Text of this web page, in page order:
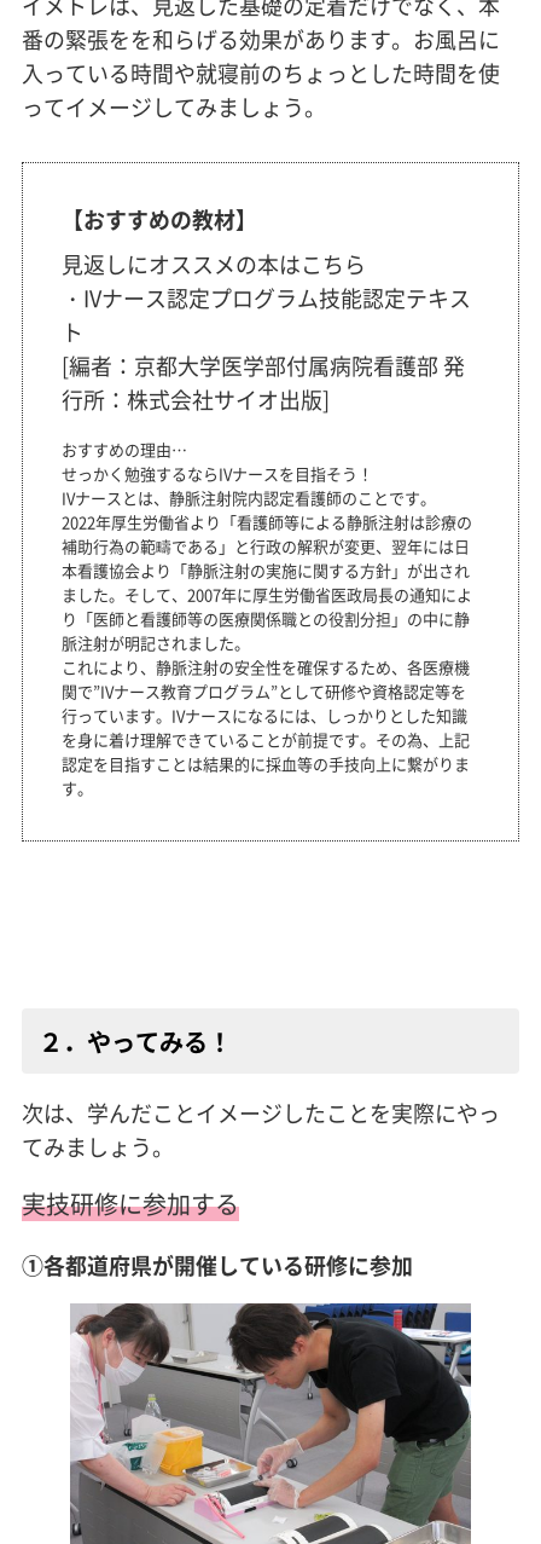
番の緊張をを和らげる効果があります。お風呂に
入っている時間や就寝前のちょっとした時間を使
ってイメージしてみましょう。
【おすすめの教材】
見返しにオススメの本はこちら
・IVナース認定プログラム技能認定テキス
ト
[編者：京都大学医学部付属病院看護部 発
行所：株式会社サイオ出版]
おすすめの理由…
せっかく勉強するならIVナースを目指そう！
IVナースとは、静脈注射院内認定看護師のことです。
2022年厚生労働省より「看護師等による静脈注射は診療の
補助行為の範疇である」と行政の解釈が変更、翌年には日
本看護協会より「静脈注射の実施に関する方針」が出され
ました。そして、2007年に厚生労働省医政局長の通知によ
り「医師と看護師等の医療関係職との役割分担」の中に静
脈注射が明記されました。
これにより、静脈注射の安全性を確保するため、各医療機
関で”IVナース教育プログラム”として研修や資格認定等を
行っています。IVナースになるには、しっかりとした知識
を身に着け理解できていることが前提です。その為、上記
認定を目指すことは結果的に採血等の手技向上に繋がりま
す。
２．やってみる！
次は、学んだことイメージしたことを実際にやっ
てみましょう。
実技研修に参加する
①各都道府県が開催している研修に参加